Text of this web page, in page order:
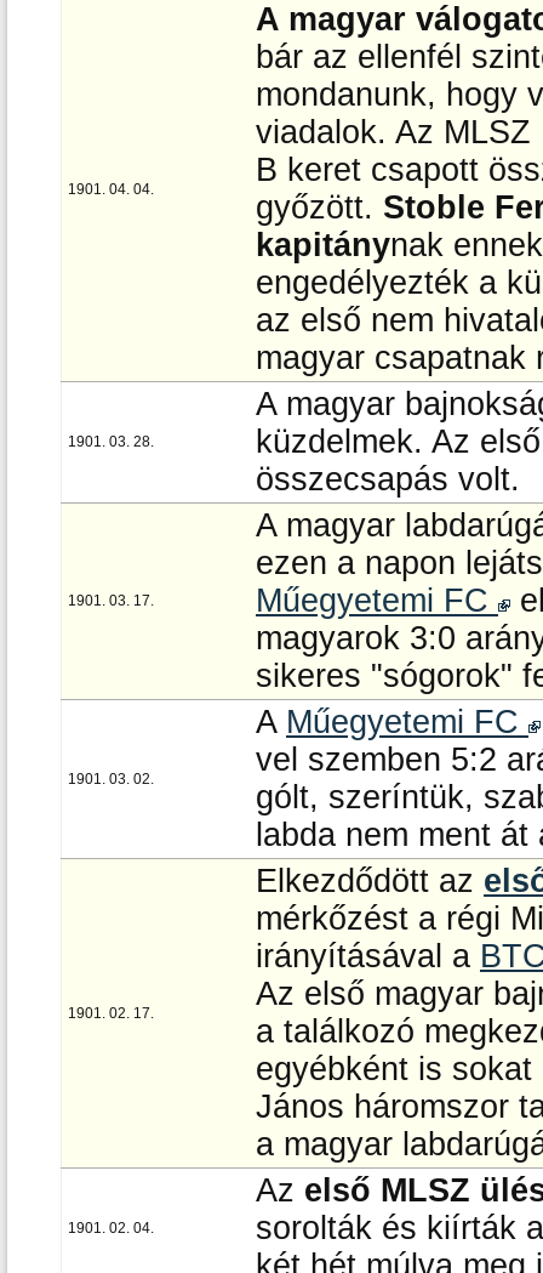
1901. 04. 04.
A magyar
bár az ellenfél
mondanunk, hogy
viadalok. Az
B keret csapott
győzött. Stoble
kapitánynak
engedélyezték a
az első nem
magyar csapatnak
1901. 03. 28.
A magyar
küzdelmek. Az
összecsapás volt.
1901. 03. 17.
A magyar
ezen a napon
Műegyetemi FC
magyarok 3:0
sikeres "sógorok"
1901. 03. 02.
A Műegyetemi FC
vel szemben 5:2
gólt, szeríntük,
labda nem ment
1901. 02. 17.
Elkezdődött az
mérkőzést a régi
irányításával a
Az első magyar
a találkozó
egyébként is
János háromszor
a magyar
1901. 02. 04.
Az első MLSZ
sorolták és kiírták
két hét múlva meg